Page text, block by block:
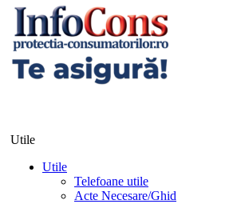
Utile
Utile
Telefoane utile
Acte Necesare/Ghid